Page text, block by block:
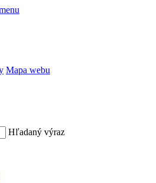
Mapa webu
Hľadaný výraz